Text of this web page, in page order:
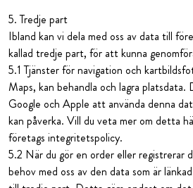
5. Tredje part
Ibland kan vi dela med oss av data till
kallad tredje part, för att kunna
5.1 Tjänster för navigation och
Maps, kan behandla och lagra
Google och Apple att använda denna
kan påverka. Vill du veta mer om detta
företags integritetspolicy.
5.2 När du gör en order eller registrerar
behov med oss av den data som är